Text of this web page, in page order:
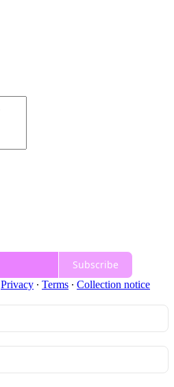
Subscribe
Privacy ∙ Terms ∙ Collection notice